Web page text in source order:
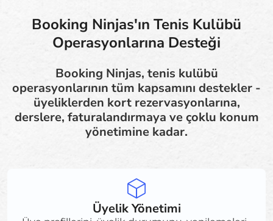
Booking Ninjas'ın Tenis Kulübü
Operasyonlarına Desteği
Booking Ninjas, tenis kulübü
operasyonlarının tüm kapsamını destekler -
üyeliklerden kort rezervasyonlarına,
derslere, faturalandırmaya ve çoklu konum
yönetimine kadar.
Üyelik Yönetimi